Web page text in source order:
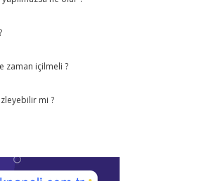
zaman içilmeli ?
mi ?